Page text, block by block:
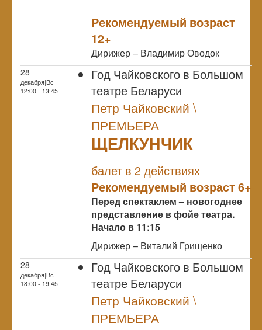
Рекомендуемый возраст
12+
Дирижер – Владимир Оводок
28
декабря|Вс
12:00 - 13:45
Год Чайковского в Большом
театре Беларуси
Петр Чайковский \
ПРЕМЬЕРА
ЩЕЛКУНЧИК
балет в 2 действиях
Рекомендуемый возраст 6+
Перед спектаклем – новогоднее
представление в фойе театра.
Начало в 11:15
Дирижер – Виталий Грищенко
28
декабря|Вс
18:00 - 19:45
Год Чайковского в Большом
театре Беларуси
Петр Чайковский \
ПРЕМЬЕРА